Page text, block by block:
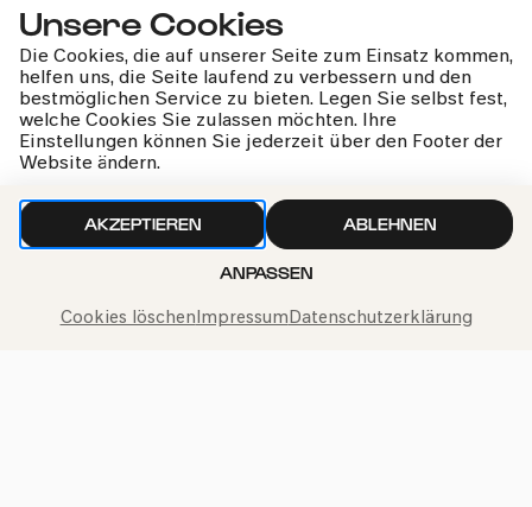
Unsere Cookies
Die Cookies, die auf unserer Seite zum Einsatz kommen,
helfen uns, die Seite laufend zu verbessern und den
bestmöglichen Service zu bieten. Legen Sie selbst fest,
welche Cookies Sie zulassen möchten. Ihre
Einstellungen können Sie jederzeit über den Footer der
Website ändern.
AKZEPTIEREN ABLEHNEN
ANPASSEN
Cookies löschenImpressumDatenschutzerklärung
Wir gehen sorgfältig mit deinen Daten um. Mehr dazu in
unserenDatenschutzbestimmungen
Philharmonie-Hotline anrufen